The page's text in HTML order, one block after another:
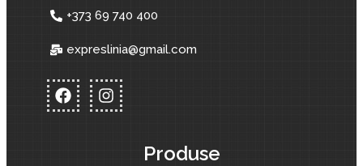
+373 69 740 400
expreslinia@gmail.com
Produse